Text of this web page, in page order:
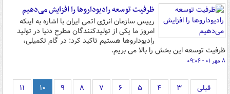
ظرفیت توسعه رادیوداروها را افزایش می‌دهیم
رییس سازمان انرژی اتمی ایران با اشاره به اینکه
امروز ما یکی از تولیدکنندگان مطرح دنیا در تولید
رادیوداروها هستیم تاکید کرد: در گام تکمیلی،
ظرفیت توسعه این بخش را بالا می بریم.
۸ مهر ۰۱ - ۰۹:۰۶
قبلی ۳ ۴ ۵ ۶ ۷ ۸ ۹ ۱۰ ۱۱